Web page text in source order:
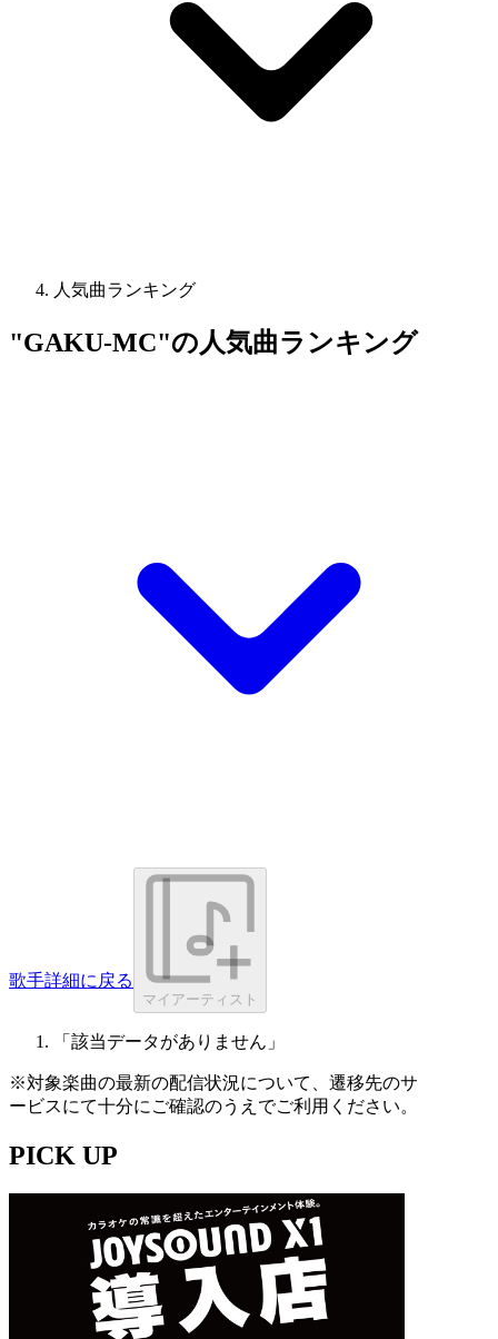
人気曲ランキング
"GAKU-MC"の人気曲ランキング
歌手詳細に戻る
マイアーティスト
「該当データがありません」
※対象楽曲の最新の配信状況について、遷移先のサ
ービスにて十分にご確認のうえでご利用ください。
PICK UP